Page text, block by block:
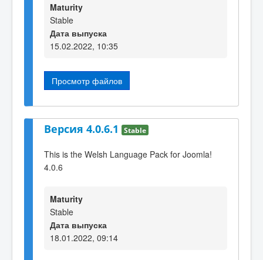
Maturity
Stable
Дата выпуска
15.02.2022, 10:35
Просмотр файлов
Версия 4.0.6.1 Stable
This is the Welsh Language Pack for Joomla!
4.0.6
Maturity
Stable
Дата выпуска
18.01.2022, 09:14